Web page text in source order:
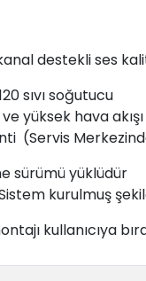
destekli ses
sıvı soğutucu
ve yüksek hava
(Servis
sürümü yüklüdür
kurulmuş
kullanıcıya